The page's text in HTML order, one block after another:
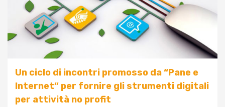
Un ciclo di incontri promosso da “Pane e
Internet” per fornire gli strumenti digitali
per attività no profit